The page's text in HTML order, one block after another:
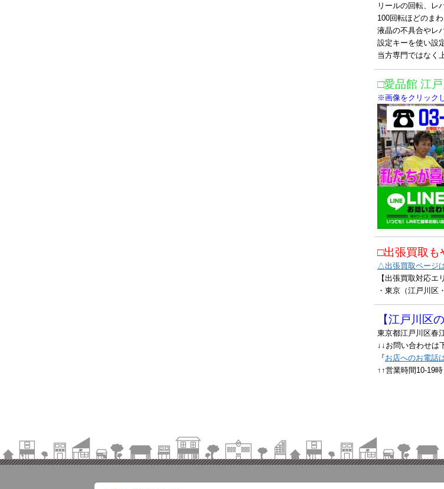
リールの回転、レ
100回転ほどのま
液晶の不具合やレ
設定キーを使い設
当方専門ではなく
□愛品館 江戸
※画像をクリック
□出張買取も
△出張買取ページ
【出張買取対応エ
・東京（江戸川区
【江戸川区
東京都江戸川区
↓↓お問い合わせは
『お店へのお電話
↑↑営業時間10-19